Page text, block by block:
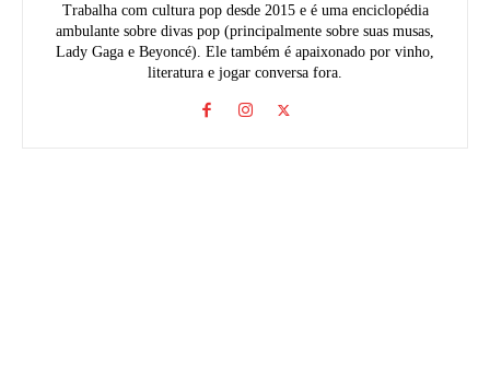
Trabalha com cultura pop desde 2015 e é uma enciclopédia
ambulante sobre divas pop (principalmente sobre suas musas,
Lady Gaga e Beyoncé). Ele também é apaixonado por vinho,
literatura e jogar conversa fora.